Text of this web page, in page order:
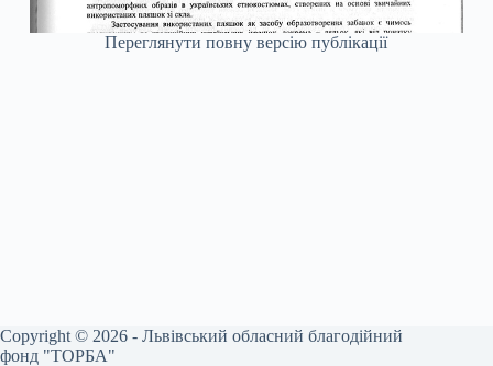
Переглянути повну версію публікації
Copyright © 2026 - Львівський обласний благодійний
фонд "ТОРБА"